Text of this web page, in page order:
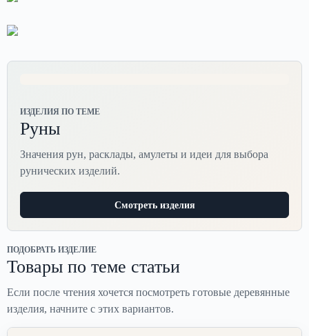
ИЗДЕЛИЯ ПО ТЕМЕ
Руны
Значения рун, расклады, амулеты и идеи для выбора
рунических изделий.
Смотреть изделия
ПОДОБРАТЬ ИЗДЕЛИЕ
Товары по теме статьи
Если после чтения хочется посмотреть готовые деревянные
изделия, начните с этих вариантов.